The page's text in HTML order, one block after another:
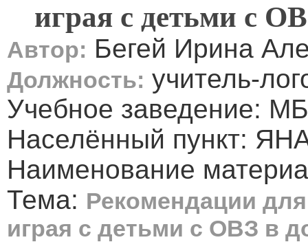
играя с детьми с
Автор: Бегей Ирина
Должность: учитель-
Учебное заведение:
Населённый пункт:
Наименование
Тема: Рекомендации
играя с детьми с ОВЗ в